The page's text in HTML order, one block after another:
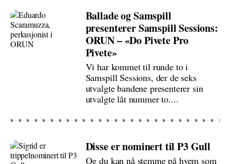
Ballade og Samspill
presenterer Samspill Sessions:
ORUN – «Do Pivete Pro
Pivete»
Vi har kommet til runde to i
Samspill Sessions, der de seks
utvalgte bandene presenterer sin
utvalgte låt nummer to....
Disse er nominert til P3 Gull
Og du kan nå stemme på hvem som